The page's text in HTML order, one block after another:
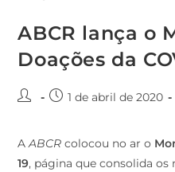
ABCR lança o
Doações da
1 de abril de 2020
AABCR colocou no ar o
19, página que consolida os